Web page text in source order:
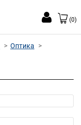
(0)
Оптика